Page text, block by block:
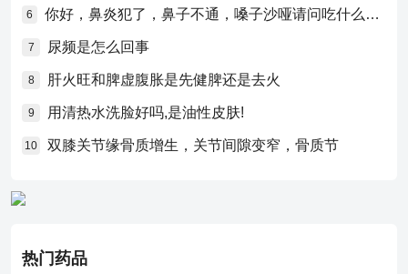
6 你好，鼻炎犯了，鼻子不通，嗓子沙哑请问吃什么药比较好？
7 尿频是怎么回事
8 肝火旺和脾虚腹胀是先健脾还是去火
9 用清热水洗脸好吗,是油性皮肤!
10 双膝关节缘骨质增生，关节间隙变窄，骨质节
热门药品